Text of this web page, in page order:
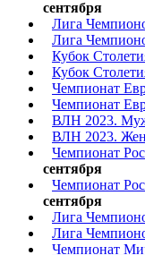
сентября
Лига
Лига
Кубок
Кубок
Чемпионат
Чемпионат
ВЛН 2023.
ВЛН 2023.
Чемпионат
сентября
Чемпионат
сентября
Лига
Лига
Чемпионат